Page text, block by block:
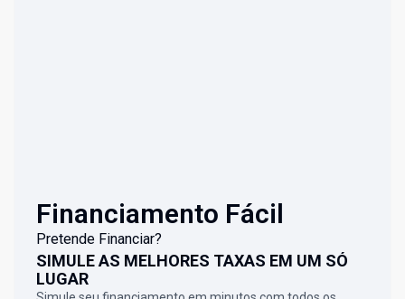
Financiamento Fácil
Pretende Financiar?
SIMULE AS MELHORES TAXAS EM UM SÓ
LUGAR